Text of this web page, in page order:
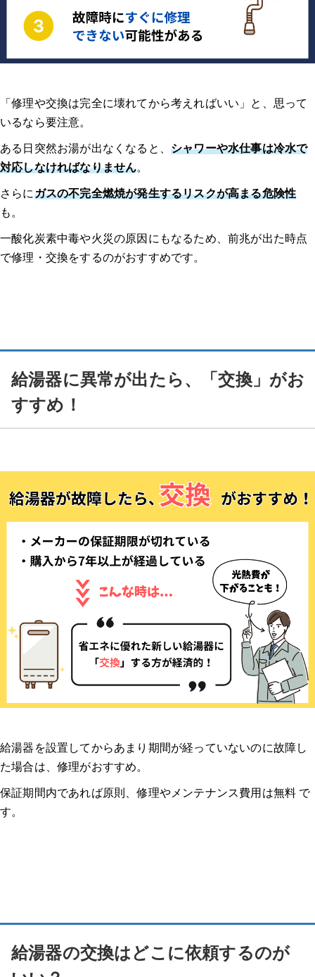
「修理や交換は完全に壊れてから考えればいい」と、思って
いるなら要注意。
ある日突然お湯が出なくなると、 シャワーや水仕事は冷水で
対応しなければなりません。
さらにガスの不完全燃焼が発生するリスクが高まる危険性
も。
一酸化炭素中毒や火災の原因にもなるため、前兆が出た時点
で修理・交換をするのがおすすめです。
給湯器に異常が出たら、「交換」がお
すすめ！
給湯器を設置してからあまり期間が経っていないのに故障し
た場合は、修理がおすすめ。
保証期間内であれば原則、修理やメンテナンス費用は無料 で
す。
給湯器の交換はどこに依頼するのが